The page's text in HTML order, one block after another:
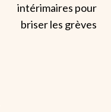
intérimaires pour
briser les grèves